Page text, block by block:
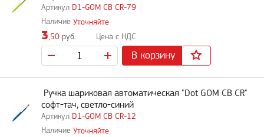
D1-GOM CB CR-79
Уточняйте
3,50 руб.
В корзину
D1-GOM CB CR-12
Ручка шариковая автоматическая "Dot GOM CB CR"
софт-тач, светло-синий
Уточняйте